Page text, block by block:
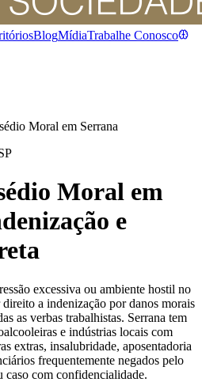
BlogMídiaTrabalhe Conosco
Moral em Serrana
Moral em
e
excessiva ou ambiente hostil no
a indenização por danos morais
as verbas trabalhistas. Serrana tem
e indústrias locais com
extras, insalubridade, aposentadoria
frequentemente negados pelo
caso com confidencialidade.